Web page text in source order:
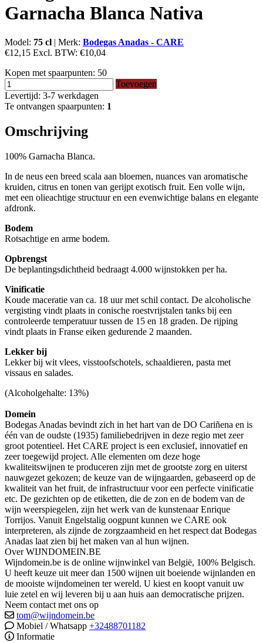
Garnacha Blanca Nativa
Model: 75 cl | Merk: Bodegas Anadas - CARE
€12,15 Excl. BTW: €10,04
Kopen met spaarpunten: 50
Toevoegen
Levertijd: 3-7 werkdagen
Te ontvangen spaarpunten: 1
Omschrijving
100% Garnacha Blanca.
In de neus een breed scala aan bloemen, nuances van aromatische
kruiden, citrus en tonen van gerijpt exotisch fruit. Een volle wijn,
met een olieachtige structuur en een evenwichtige balans en elegante
afdronk.
Bodem
Rotsachtige en arme bodem.
Opbrengst
De beplantingsdichtheid bedraagt 4.000 wijnstokken per ha.
Vinificatie
Koude maceratie van ca. 18 uur met schil contact. De alcoholische
vergisting vindt plaats in conische roestvrijstalen tanks bij een
controleerde temperatuur tussen de 15 en 18 graden. De rijping
vindt plaats in Franse eiken gedurende 2 maanden.
Lekker bij
Lekker bij wit vlees, visstoofschotels, schaaldieren, pasta met
vissaus en salades.
(Alcoholgehalte: 13%)
Domein
Bodegas Anadas bevindt zich in het hart van de DO Cariñena en is
één van de oudste (1935) familiebedrijven in deze regio met zeer
groot potentieel. Het CARE project is een exclusief, innovatief en
zeer toegewijd project. Alle elementen om deze hoge
kwaliteitswijnen te produceren zijn met de grootste zorg en uiterst
nauwgezet gekozen; de keuze van de wijngaarden, gebaseerd op de
kwaliteit van het fruit, de infrastructuur voor een perfecte vinificatie
etc. De gezichten op de etiketten, die de zon en de bodem van de
wijn weerspiegelen, zijn het werk van de kunstenaar Enrique
Torrijos. Vanuit Engelstalig oogpunt kunnen we CARE ook
interpreteren, als zijnde de zorgzaamheid en het respect dat Bodegas
Anadas laat zien bij het maken van al hun wijnen.
Over WIJNDOMEIN.BE
Wijndomein.be is de online wijnwinkel van België, 100% Belgisch.
U heeft keuze uit meer dan 1500 wijnen uit boeiende wijnlanden en
de mooiste wijndomeinen ter wereld. U kiest en koopt vanuit uw
luie zetel en wij leveren bij u aan huis aan democratische prijzen.
Neem contact met ons op
tom@wijndomein.be
Mobiel / Whatsapp +32488701182
Informatie